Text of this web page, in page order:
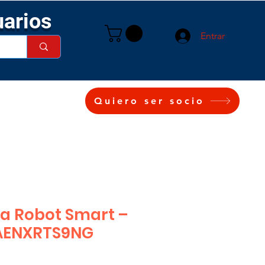
Entrar
Quiero ser socio
Robot Smart –